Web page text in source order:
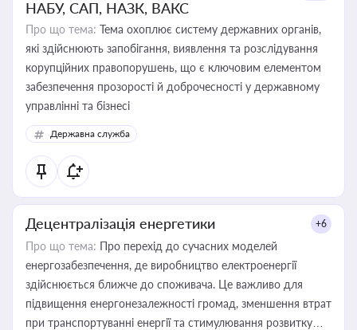
НАБУ, САП, НАЗК, ВАКС
Про що тема: Тема охоплює систему державних органів,
які здійснюють запобігання, виявлення та розслідування
корупційних правопорушень, що є ключовим елементом
забезпечення прозорості й доброчесності у державному
управлінні та бізнесі
Державна служба
Децентралізація енергетики +6
Про що тема: Про перехід до сучасних моделей
енергозабезпечення, де виробництво електроенергії
здійснюється ближче до споживача. Це важливо для
підвищення енергонезалежності громад, зменшення втрат
при транспортуванні енергії та стимулювання розвитку